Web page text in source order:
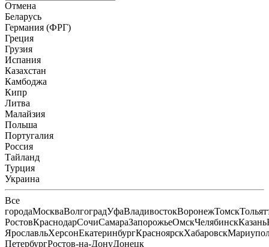
Отмена
Беларусь
Германия (ФРГ)
Греция
Грузия
Испания
Казахстан
Камбоджа
Кипр
Литва
Малайзия
Польша
Португалия
Россия
Тайланд
Турция
Украина
Все
городаМоскваВолгоградУфаВладивостокВоронежТомск
РостовКраснодарСочиСамараЗапорожьеОмскЧелябинскКазань
ЯрославльХерсонЕкатеринбургКрасноярскХабаровск
ПетербургРостов-на-ДонуДонецк